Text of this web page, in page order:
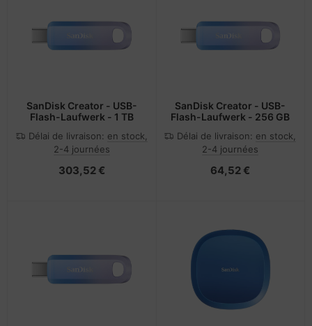
SanDisk Creator - USB-
Flash-Laufwerk - 1 TB
Délai de livraison: en stock,
2-4 journées
303,52 €
SanDisk Creator - USB-
Flash-Laufwerk - 256 GB
Délai de livraison: en stock,
2-4 journées
64,52 €